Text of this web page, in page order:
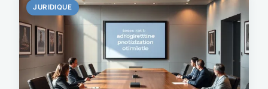
JURIDIQUE